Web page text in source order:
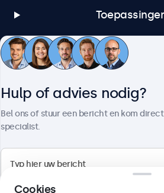
Klantenservice
Hulp of advies nodig?
Bel ons of stuur een bericht en kom
specialist.
Cookies